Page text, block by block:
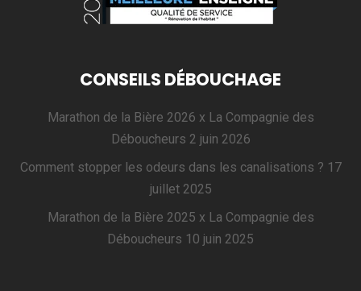
CONSEILS DÉBOUCHAGE
Marathon de la Bière 2026 x La Compagnie des
Déboucheurs 2 juin 2026
Comment stopper les odeurs dans les canalisations ? 17
juillet 2025
Marathon de la Bière 2025 x La Compagnie des
Déboucheurs 10 juin 2025